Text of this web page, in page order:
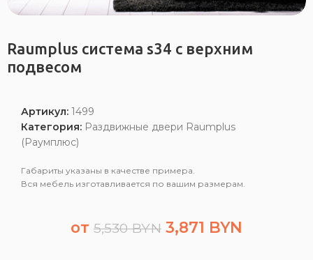
Raumplus система s34 с верхним
подвесом
Артикул:1499
Категория: Раздвижные двери Raumplus
(Раумплюс)
Габариты указаны в качестве примера.
Вся мебель изготавливается по вашим размерам.
от 5,530BYN 3,871 BYN